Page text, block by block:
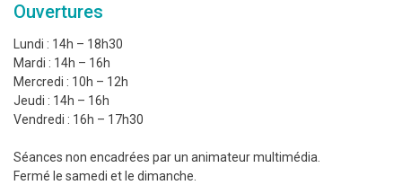
Ouvertures
Lundi : 14h – 18h30
Mardi : 14h – 16h
Mercredi : 10h – 12h
Jeudi : 14h – 16h
Vendredi : 16h – 17h30
Séances non encadrées par un animateur multimédia.
Fermé le samedi et le dimanche.